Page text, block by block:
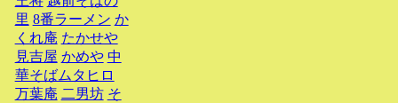
里 8番ラーメン か
くれ庵 たかせや
見吉屋 かめや 中
華そばムタヒロ
万葉庵 二男坊 そ